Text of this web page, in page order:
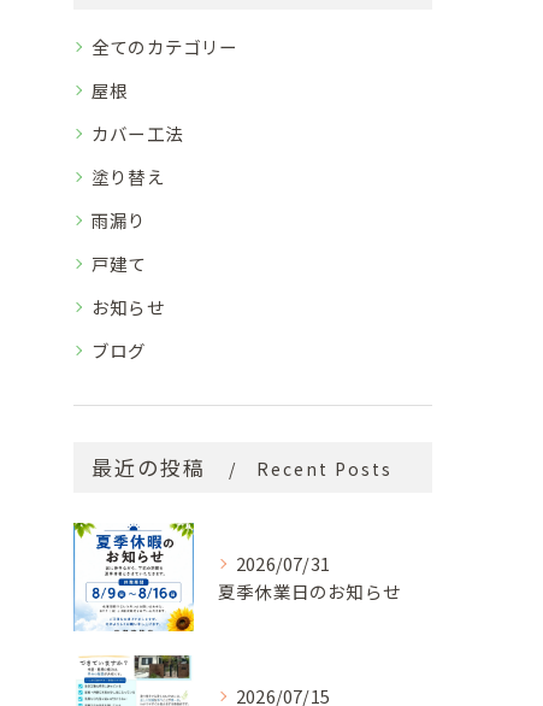
全てのカテゴリー
屋根
カバー工法
塗り替え
雨漏り
戸建て
お知らせ
ブログ
最近の投稿 Recent Posts
2026/07/31
夏季休業日のお知らせ
2026/07/15